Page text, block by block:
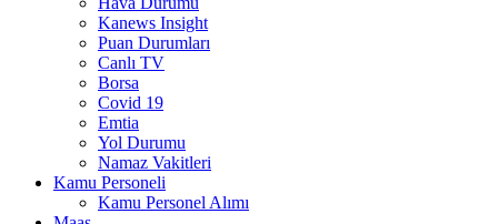
Kanews Insight
Puan Durumları
Canlı TV
Borsa
Covid 19
Emtia
Yol Durumu
Namaz Vakitleri
Kamu Personeli
Kamu Personel Alımı